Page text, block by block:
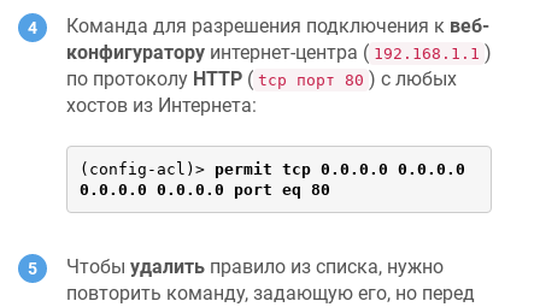
Команда для разрешения подключения к веб-
конфигуратору интернет-центра ( 192.168.1.1 )
по протоколу HTTP ( tcp порт 80 ) с любых
хостов из Интернета:
(config-acl)> permit tcp 0.0.0.0 0.0.0.0
0.0.0.0 0.0.0.0 port eq 80
Чтобы удалить правило из списка, нужно
повторить команду, задающую его, но перед